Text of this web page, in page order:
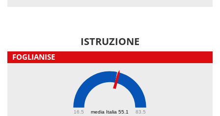
ISTRUZIONE
FOGLIANISE
media Italia 55.1
16.5 83.5